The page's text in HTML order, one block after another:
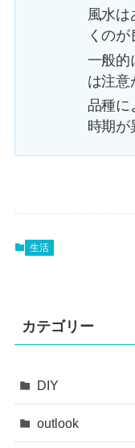
風水は
くのが
一般的
は注意
品種に
時期が
生活
カテゴリー
DIY
outlook